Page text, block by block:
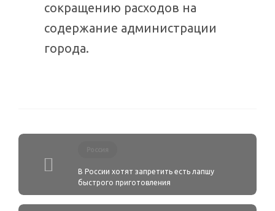
сокращению расходов на
содержание администрации
города.
В России хотят запретить есть лапшу
быстрого приготовления